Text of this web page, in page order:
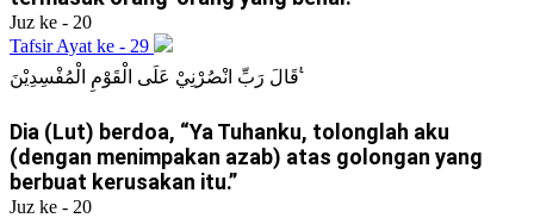
Juz ke - 20
Tafsir Ayat ke - 29
قَالَ رَبِّ انْصُرْنِيْ عَلَى الْقَوْمِ الْمُفْسِدِيْنَ ࣖ
Dia (Lut) berdoa, “Ya Tuhanku, tolonglah aku
(dengan menimpakan azab) atas golongan yang
berbuat kerusakan itu.”
Juz ke - 20